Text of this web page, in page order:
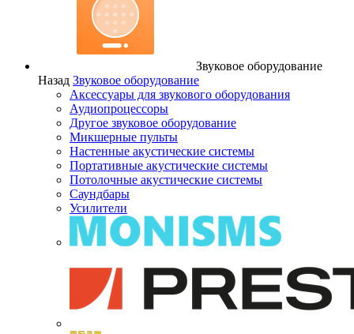
Звуковое оборудование
Назад Звуковое оборудование
Аксессуары для звукового оборудования
Аудиопроцессоры
Другое звуковое оборудование
Микшерные пульты
Настенные акустические системы
Портативные акустические системы
Потолочные акустические системы
Саундбары
Усилители